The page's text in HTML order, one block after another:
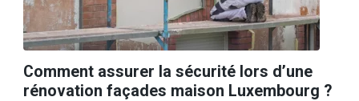
Comment assurer la sécurité lors d’une
rénovation façades maison Luxembourg ?